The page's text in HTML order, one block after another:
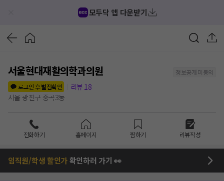
모두닥 앱 다운받기
서울현대재활의학과의원
정보공개 미동의
로그인 후 별점확인
리뷰 18
서울 광진구 중곡3동
전화하기 홈페이지 찜하기 리뷰작성
임직원/학생 할인가확인하러 가기 👀